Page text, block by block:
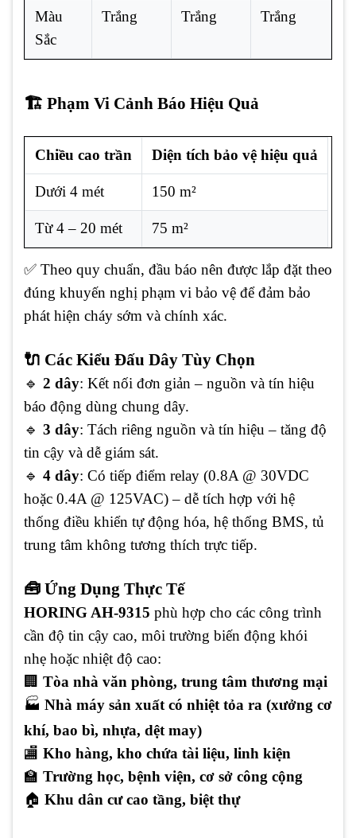
Màu
Sắc
Trắng Trắng Trắng
🏗️ Phạm Vi Cảnh Báo Hiệu Quả
Chiều cao trần Diện tích bảo vệ hiệu quả
Dưới 4 mét 150 m²
Từ 4 – 20 mét 75 m²
✅ Theo quy chuẩn, đầu báo nên được lắp đặt theo
đúng khuyến nghị phạm vi bảo vệ để đảm bảo
phát hiện cháy sớm và chính xác.
🔌 Các Kiểu Đấu Dây Tùy Chọn
🔹 2 dây: Kết nối đơn giản – nguồn và tín hiệu
báo động dùng chung dây.
🔹 3 dây: Tách riêng nguồn và tín hiệu – tăng độ
tin cậy và dễ giám sát.
🔹 4 dây: Có tiếp điểm relay (0.8A @ 30VDC
hoặc 0.4A @ 125VAC) – dễ tích hợp với hệ
thống điều khiển tự động hóa, hệ thống BMS, tủ
trung tâm không tương thích trực tiếp.
🧰 Ứng Dụng Thực Tế
HORING AH-9315 phù hợp cho các công trình
cần độ tin cậy cao, môi trường biến động khói
nhẹ hoặc nhiệt độ cao:
🏢 Tòa nhà văn phòng, trung tâm thương mại
🏭 Nhà máy sản xuất có nhiệt tỏa ra (xưởng cơ
khí, bao bì, nhựa, dệt may)
🏬 Kho hàng, kho chứa tài liệu, linh kiện
🏫 Trường học, bệnh viện, cơ sở công cộng
🏠 Khu dân cư cao tầng, biệt thự